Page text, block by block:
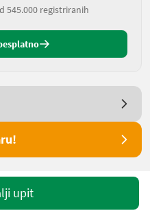
545.000 registriranih
upit